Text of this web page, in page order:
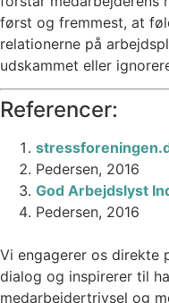
først og fremmest, at
relationerne på
udskammet eller
Referencer:
Pedersen, 2016
God Arbejdslyst
Pedersen, 2016
Vi engagerer os direkte
dialog og inspirerer til
medarbejdertrivsel og